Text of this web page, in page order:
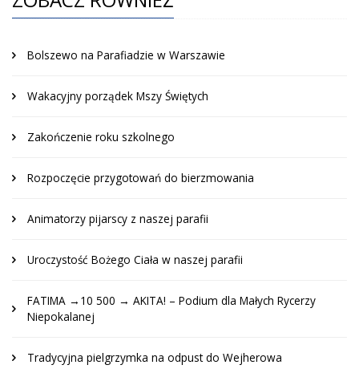
Bolszewo na Parafiadzie w Warszawie
Wakacyjny porządek Mszy Świętych
Zakończenie roku szkolnego
Rozpoczęcie przygotowań do bierzmowania
Animatorzy pijarscy z naszej parafii
Uroczystość Bożego Ciała w naszej parafii
FATIMA →10 500 → AKITA! – Podium dla Małych Rycerzy
Niepokalanej
Tradycyjna pielgrzymka na odpust do Wejherowa